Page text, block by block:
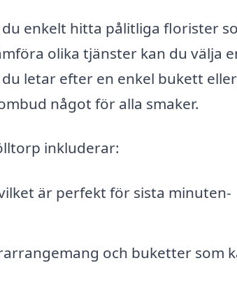
enkelt hitta pålitliga florister
olika tjänster kan du välja
letar efter en enkel bukett
något för alla smaker.
inkluderar:
är perfekt för sista minuten-
och buketter som